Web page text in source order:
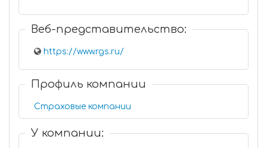
Веб-представительство:
https://www.rgs.ru/
Профиль компании
Страховые компании
У компании: